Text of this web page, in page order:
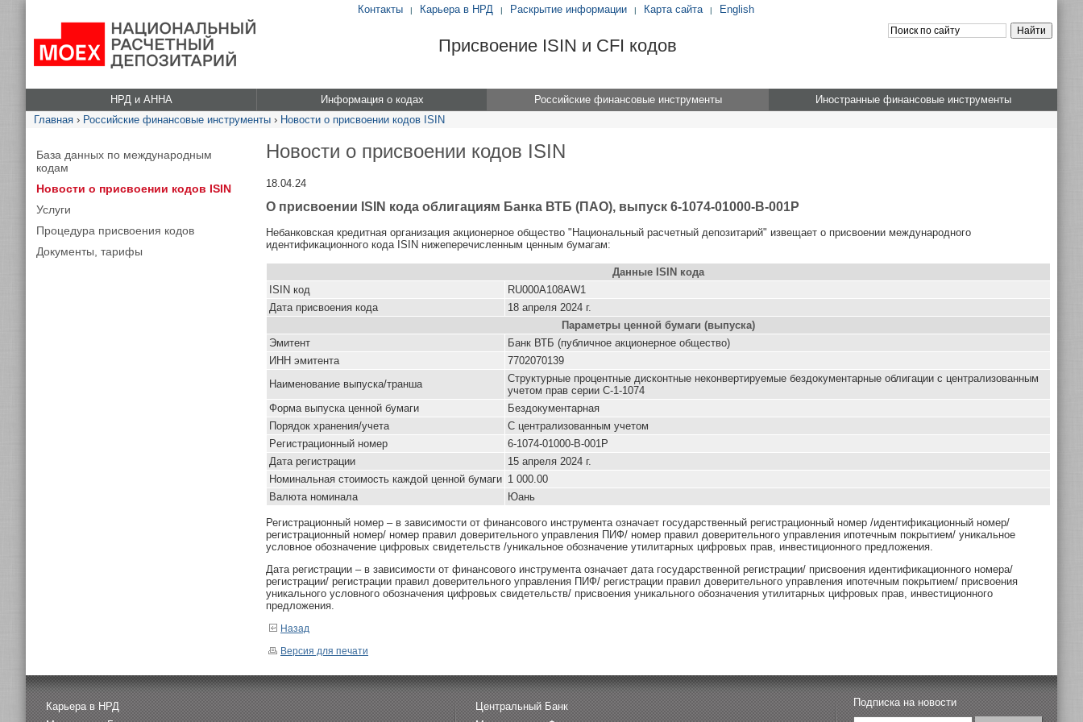
Контакты | Карьера в НРД | Раскрытие информации | Карта сайта | English
Присвоение ISIN и CFI кодов
НРД и АННА Информация о кодах Российские финансовые инструменты
Иностранные финансовые инструменты
Главная › Российские финансовые инструменты › Новости о присвоении кодов ISIN
База данных по международным
кодам
Новости о присвоении кодов ISIN
Услуги
Процедура присвоения кодов
Документы, тарифы
Новости о присвоении кодов ISIN
18.04.24
О присвоении ISIN кода облигациям Банка ВТБ (ПАО), выпуск 6-1074-01000-B-001P
Небанковская кредитная организация акционерное общество "Национальный расчетный депозитарий" извещает о присвоении международного
идентификационного кода ISIN нижеперечисленным ценным бумагам:
Данные ISIN кода
ISIN код
RU000A108AW1
Дата присвоения кода
18 апреля 2024 г.
Параметры ценной бумаги (выпуска)
Эмитент
Банк ВТБ (публичное акционерное общество)
ИНН эмитента
7702070139
Наименование выпуска/транша
Cтруктурные процентные дисконтные неконвертируемые бездокументарные облигации с централизованным
учетом прав серии C-1-1074
Форма выпуска ценной бумаги
Бездокументарная
Порядок хранения/учета
С централизованным учетом
Pегистрационный номер
6-1074-01000-B-001P
Дата регистрации
15 апреля 2024 г.
Номинальная стоимость каждой ценной бумаги 1 000.00
Валюта номинала
Юань
Регистрационный номер – в зависимости от финансового инструмента означает государственный регистрационный номер /идентификационный номер/
регистрационный номер/ номер правил доверительного управления ПИФ/ номер правил доверительного управления ипотечным покрытием/ уникальное
условное обозначение цифровых свидетельств /уникальное обозначение утилитарных цифровых прав, инвестиционного предложения.
Дата регистрации – в зависимости от финансового инструмента означает дата государственной регистрации/ присвоения идентификационного номера/
регистрации/ регистрации правил доверительного управления ПИФ/ регистрации правил доверительного управления ипотечным покрытием/ присвоения
уникального условного обозначения цифровых свидетельств/ присвоения уникального обозначения утилитарных цифровых прав, инвестиционного
предложения.
Назад
Версия для печати
Карьера в НРД
Центральный Банк
Подписка на новости